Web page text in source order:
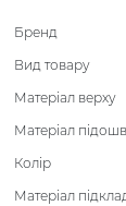
Бренд
Вид товару
Матеріал верху
Матеріал
Колір
Матеріал